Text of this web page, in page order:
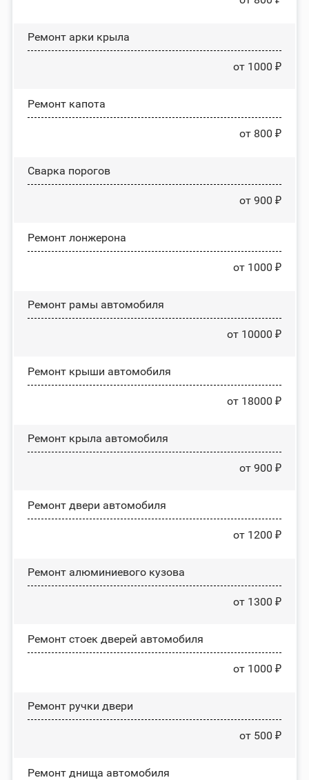
Ремонт арки крыла
от 1000 ₽
Ремонт капота
от 800 ₽
Сварка порогов
от 900 ₽
Ремонт лонжерона
от 1000 ₽
Ремонт рамы автомобиля
от 10000 ₽
Ремонт крыши автомобиля
от 18000 ₽
Ремонт крыла автомобиля
от 900 ₽
Ремонт двери автомобиля
от 1200 ₽
Ремонт алюминиевого кузова
от 1300 ₽
Ремонт стоек дверей автомобиля
от 1000 ₽
Ремонт ручки двери
от 500 ₽
Ремонт днища автомобиля